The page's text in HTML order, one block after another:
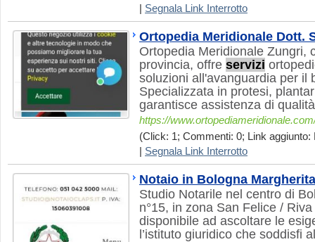
Segnala Link Interrotto
Ortopedia Meridionale Dott.
Ortopedia Meridionale Zungri,
provincia, offre servizi
soluzioni all'avanguardia per il
Specializzata in protesi,
garantisce assistenza di
https://
(Click: 1; Commenti: 0; Link aggiunto:
Segnala Link Interrotto
Notaio in Bologna
Studio Notarile nel centro di
n°15, in zona San Felice /
disponibile ad ascoltare le
l’istituto giuridico che soddisfi